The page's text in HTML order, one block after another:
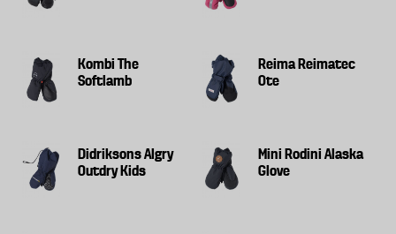
Kombi The
Softlamb
Reima Reimatec
Ote
Didriksons Algry
Outdry Kids
Mini Rodini Alaska
Glove